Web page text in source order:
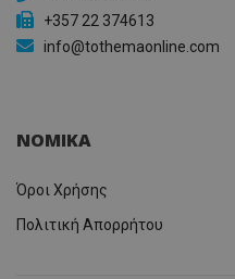
+357 22 374613
info@tothemaonline.com
ΝΟΜΙΚΑ
Όροι Χρήσης
Πολιτική Απορρήτου